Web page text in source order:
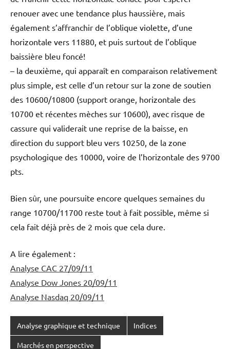
renouer avec une tendance plus haussière, mais
également s’affranchir de l’oblique violette, d’une
horizontale vers 11880, et puis surtout de l’oblique
baissière bleu foncé!
– la deuxième, qui apparaît en comparaison relativement
plus simple, est celle d’un retour sur la zone de soutien
des 10600/10800 (support orange, horizontale des
10700 et récentes mèches sur 10600), avec risque de
cassure qui validerait une reprise de la baisse, en
direction du support bleu vers 10250, de la zone
psychologique des 10000, voire de l’horizontale des 9700
pts.
Bien sûr, une poursuite encore quelques semaines du
range 10700/11700 reste tout à fait possible, même si
cela fait déjà près de 2 mois que cela dure.
A lire également :
Analyse CAC 27/09/11
Analyse Dow Jones 20/09/11
Analyse Nasdaq 20/09/11
Analyse graphique et technique Indices
Marchés en perspective